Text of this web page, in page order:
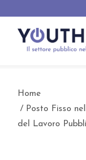
Home
Posto Fisso
del Lavoro